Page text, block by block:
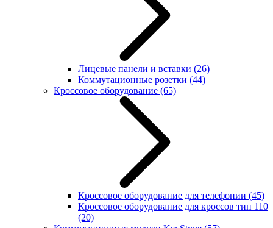
Лицевые панели и вставки (26)
Коммутационные розетки (44)
Кроссовое оборудование (65)
Кроссовое оборудование для телефонии (45)
Кроссовое оборудование для кроссов тип 110
(20)